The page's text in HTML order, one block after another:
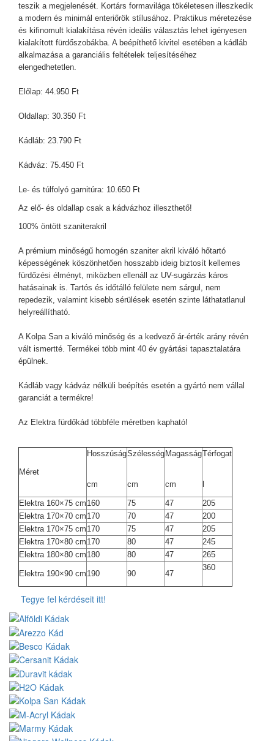
teszik a megjelenését. Kortárs formavilága tökéletesen illeszkedik
a modern és minimál enteriőrök stílusához. Praktikus méretezése
és kifinomult kialakítása révén ideális választás lehet igényesen
kialakított fürdőszobákba. A beépíthető kivitel esetében a kádláb
alkalmazása a garanciális feltételek teljesítéséhez
elengedhetetlen.
Előlap: 44.950 Ft
Oldallap: 30.350 Ft
Kádláb: 23.790 Ft
Kádváz: 75.450 Ft
Le- és túlfolyó garnitúra: 10.650 Ft
Az elő- és oldallap csak a kádvázhoz illeszthető!
100% öntött szaniterakril
A prémium minőségű homogén szaniter akril kiváló hőtartó
képességének köszönhetően hosszabb ideig biztosít kellemes
fürdőzési élményt, miközben ellenáll az UV-sugárzás káros
hatásainak is. Tartós és időtálló felülete nem sárgul, nem
repedezik, valamint kisebb sérülések esetén szinte láthatatlanul
helyreállítható.
A Kolpa San a kiváló minőség és a kedvező ár-érték arány révén
vált ismertté. Termékei több mint 40 év gyártási tapasztalatára
épülnek.
Kádláb vagy kádváz nélküli beépítés esetén a gyártó nem vállal
garanciát a termékre!
Az Elektra fürdőkád többféle méretben kapható!
Méret
Hosszúság
cm
Szélesség
cm
Magasság
cm
Térfogat
Elektra 160×75 cm 160 75 47
205
Elektra 170×70 cm 170 70 47
200
Elektra 170×75 cm 170 75 47
205
Elektra 170×80 cm 170 80 47
245
Elektra 180×80 cm 180 80 47 265
Elektra 190×90 cm 190 90 47
360
Tegye fel kérdéseit itt!